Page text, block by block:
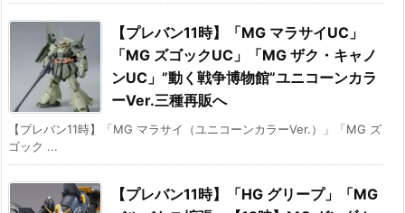
【プレバン11時】「MG マラサイUC」
「MG ズゴックUC」「MG ザク・キャノ
ンUC」”動く戦争博物館”ユニコーンカラ
ーVer.三種再販へ
【プレバン11時】「MG マラサイ（ユニコーンカラーVer.）」「MG ズ
ゴック ...
【プレバン11時】「HG グリープ」「MG